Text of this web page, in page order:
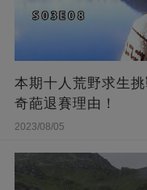
本期十人荒野求生
奇葩退賽理由！
2023/08/05